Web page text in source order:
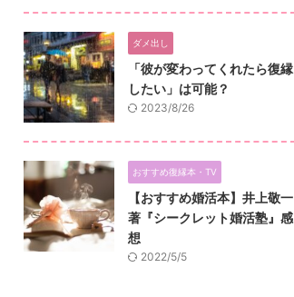
ダメ出し
「彼が変わってくれたら復縁
したい」は可能？
2023/8/26
おすすめ復縁本・TV
【おすすめ婚活本】井上敬一
著『シークレット婚活塾』感
想
2022/5/5